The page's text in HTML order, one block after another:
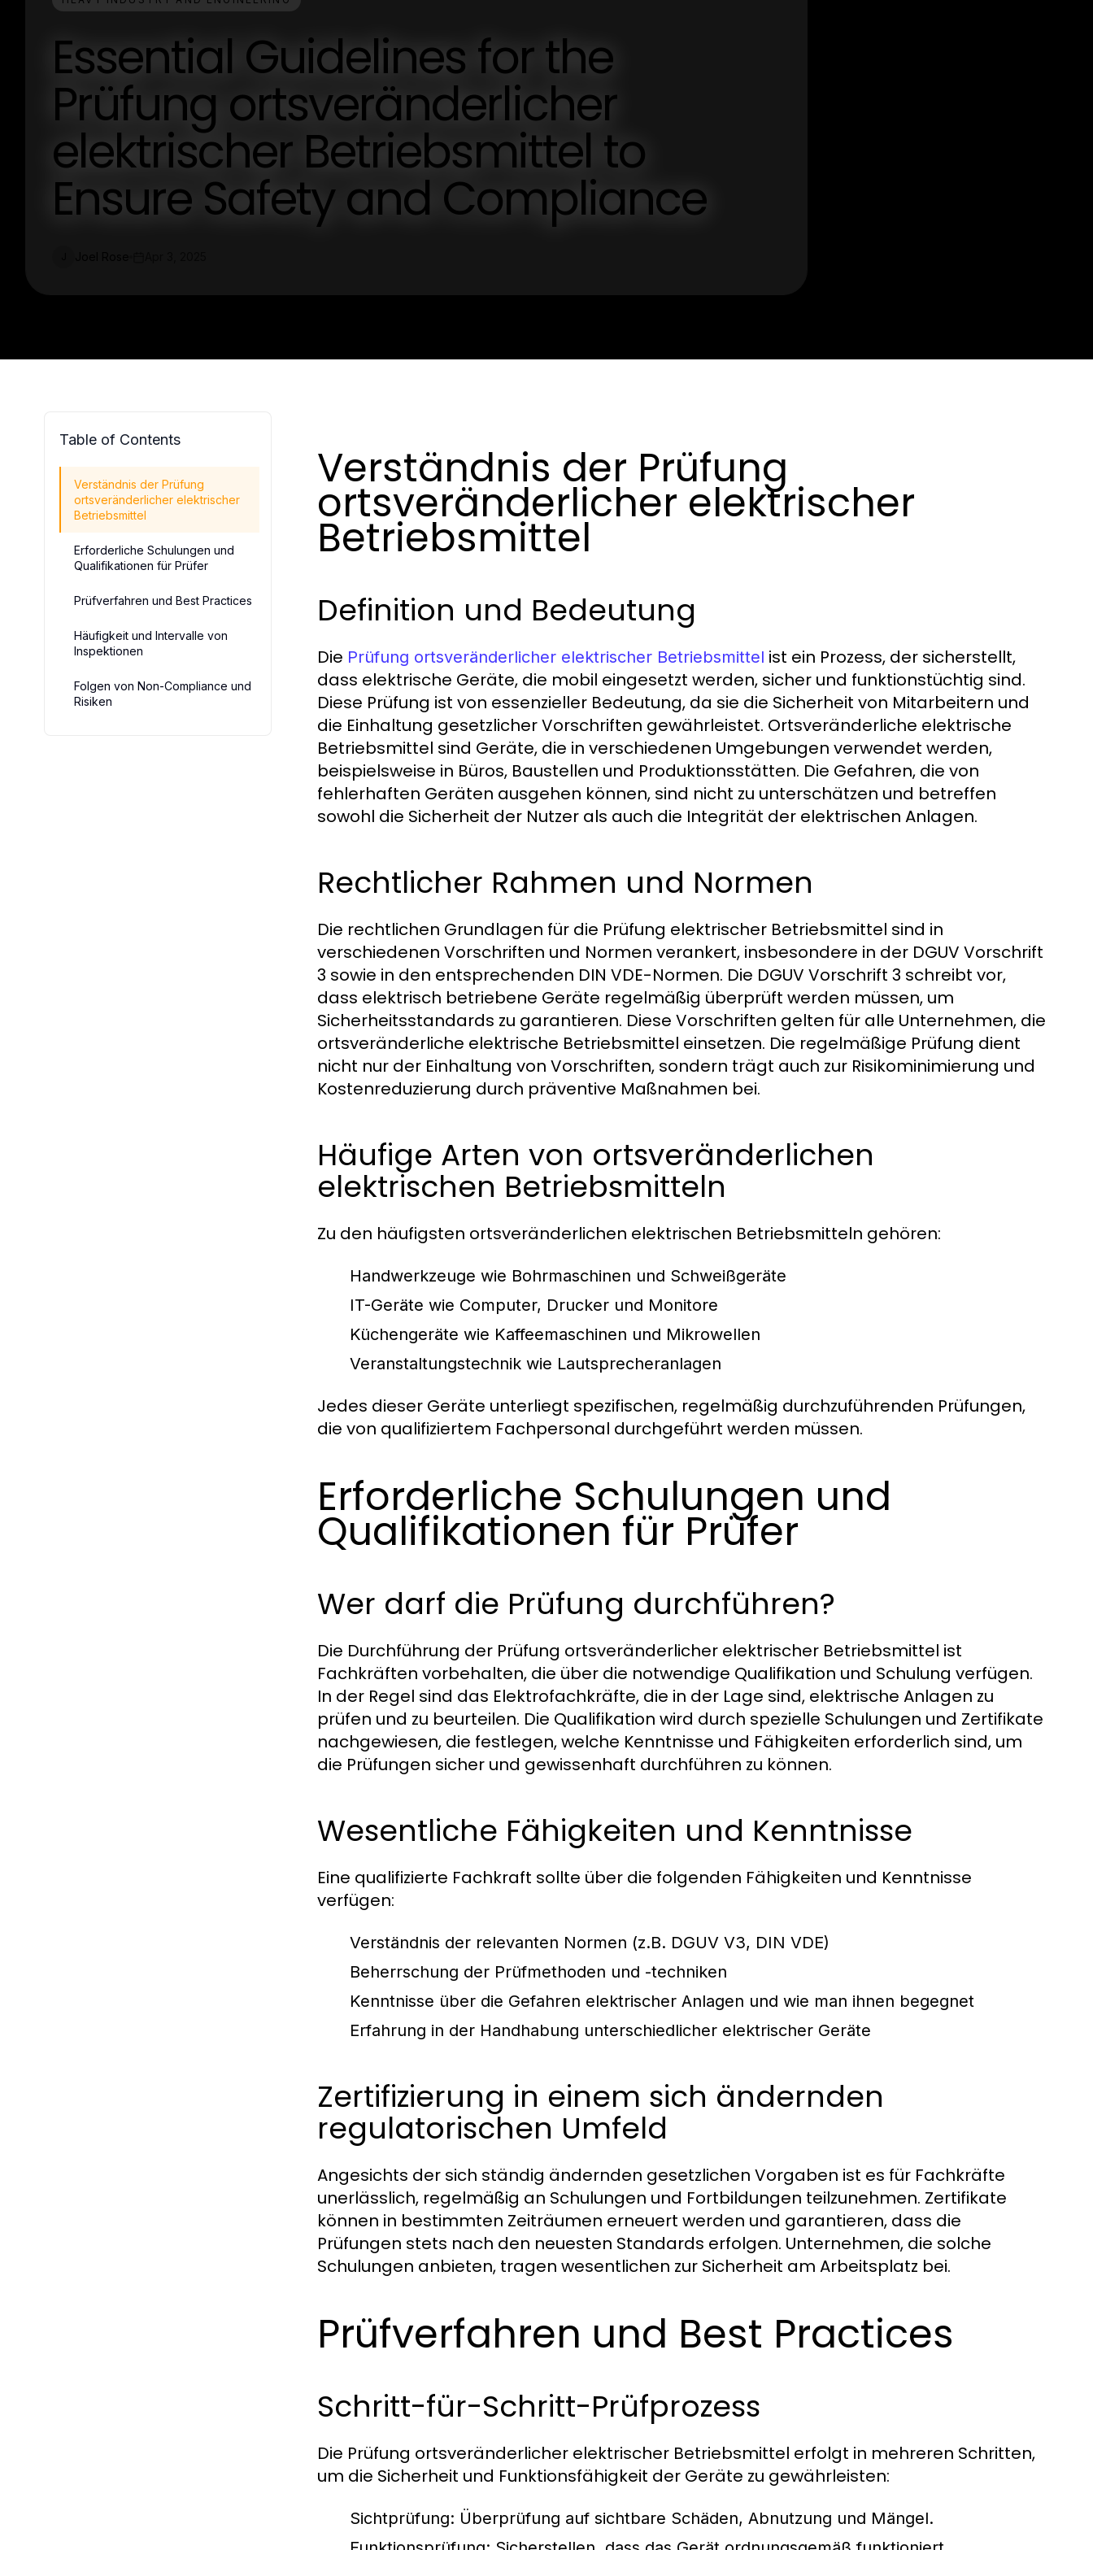
Essential Guidelines for the
Prüfung ortsveränderlicher
elektrischer Betriebsmittel to
Ensure Safety and Compliance
Table of Contents
Verständnis der Prüfung
ortsveränderlicher elektrischer
Betriebsmittel
Erforderliche Schulungen und
Qualifikationen für Prüfer
Prüfverfahren und Best Practices
Häufigkeit und Intervalle von
Inspektionen
Folgen von Non-Compliance und
Risiken
Verständnis der Prüfung
ortsveränderlicher elektrischer
Betriebsmittel
Definition und Bedeutung
Die Prüfung ortsveränderlicher elektrischer Betriebsmittel ist ein Prozess, der sicherstellt,
dass elektrische Geräte, die mobil eingesetzt werden, sicher und funktionstüchtig sind.
Diese Prüfung ist von essenzieller Bedeutung, da sie die Sicherheit von Mitarbeitern und
die Einhaltung gesetzlicher Vorschriften gewährleistet. Ortsveränderliche elektrische
Betriebsmittel sind Geräte, die in verschiedenen Umgebungen verwendet werden,
beispielsweise in Büros, Baustellen und Produktionsstätten. Die Gefahren, die von
fehlerhaften Geräten ausgehen können, sind nicht zu unterschätzen und betreffen
sowohl die Sicherheit der Nutzer als auch die Integrität der elektrischen Anlagen.
Rechtlicher Rahmen und Normen
Die rechtlichen Grundlagen für die Prüfung elektrischer Betriebsmittel sind in
verschiedenen Vorschriften und Normen verankert, insbesondere in der DGUV Vorschrift
3 sowie in den entsprechenden DIN VDE-Normen. Die DGUV Vorschrift 3 schreibt vor,
dass elektrisch betriebene Geräte regelmäßig überprüft werden müssen, um
Sicherheitsstandards zu garantieren. Diese Vorschriften gelten für alle Unternehmen, die
ortsveränderliche elektrische Betriebsmittel einsetzen. Die regelmäßige Prüfung dient
nicht nur der Einhaltung von Vorschriften, sondern trägt auch zur Risikominimierung und
Kostenreduzierung durch präventive Maßnahmen bei.
Häufige Arten von ortsveränderlichen
elektrischen Betriebsmitteln
Zu den häufigsten ortsveränderlichen elektrischen Betriebsmitteln gehören:
Handwerkzeuge wie Bohrmaschinen und Schweißgeräte
IT-Geräte wie Computer, Drucker und Monitore
Küchengeräte wie Kaffeemaschinen und Mikrowellen
Veranstaltungstechnik wie Lautsprecheranlagen
Jedes dieser Geräte unterliegt spezifischen, regelmäßig durchzuführenden Prüfungen,
die von qualifiziertem Fachpersonal durchgeführt werden müssen.
Erforderliche Schulungen und
Qualifikationen für Prüfer
Wer darf die Prüfung durchführen?
Die Durchführung der Prüfung ortsveränderlicher elektrischer Betriebsmittel ist
Fachkräften vorbehalten, die über die notwendige Qualifikation und Schulung verfügen.
In der Regel sind das Elektrofachkräfte, die in der Lage sind, elektrische Anlagen zu
prüfen und zu beurteilen. Die Qualifikation wird durch spezielle Schulungen und Zertifikate
nachgewiesen, die festlegen, welche Kenntnisse und Fähigkeiten erforderlich sind, um
die Prüfungen sicher und gewissenhaft durchführen zu können.
Wesentliche Fähigkeiten und Kenntnisse
Eine qualifizierte Fachkraft sollte über die folgenden Fähigkeiten und Kenntnisse
verfügen:
Verständnis der relevanten Normen (z.B. DGUV V3, DIN VDE)
Beherrschung der Prüfmethoden und -techniken
Kenntnisse über die Gefahren elektrischer Anlagen und wie man ihnen begegnet
Erfahrung in der Handhabung unterschiedlicher elektrischer Geräte
Zertifizierung in einem sich ändernden
regulatorischen Umfeld
Angesichts der sich ständig ändernden gesetzlichen Vorgaben ist es für Fachkräfte
unerlässlich, regelmäßig an Schulungen und Fortbildungen teilzunehmen. Zertifikate
können in bestimmten Zeiträumen erneuert werden und garantieren, dass die
Prüfungen stets nach den neuesten Standards erfolgen. Unternehmen, die solche
Schulungen anbieten, tragen wesentlichen zur Sicherheit am Arbeitsplatz bei.
Prüfverfahren und Best Practices
Schritt-für-Schritt-Prüfprozess
Die Prüfung ortsveränderlicher elektrischer Betriebsmittel erfolgt in mehreren Schritten,
um die Sicherheit und Funktionsfähigkeit der Geräte zu gewährleisten:
Sichtprüfung: Überprüfung auf sichtbare Schäden, Abnutzung und Mängel.